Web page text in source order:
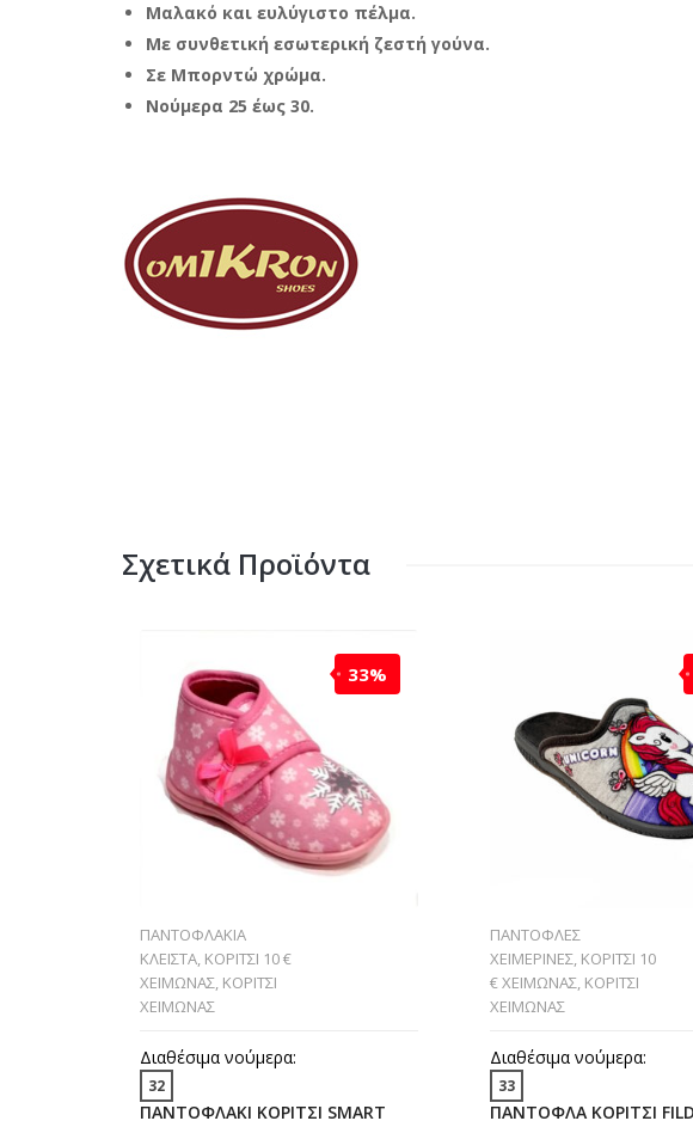
Μαλακό και ευλύγιστο πέλμα.
Με συνθετική εσωτερική ζεστή γούνα.
Σε Μπορντώ χρώμα.
Νούμερα 25 έως 30.
Σχετικά Προϊόντα
33%
ΠΑΝΤΟΦΛΑΚΙΑ
ΚΛΕΙΣΤΑ, ΚΟΡΙΤΣΙ 10 €
ΧΕΙΜΩΝΑΣ, ΚΟΡΙΤΣΙ
ΧΕΙΜΩΝΑΣ
Διαθέσιμα νούμερα:
32
ΠΑΝΤΟΦΛΑΚΙ ΚΟΡΙΤΣΙ SMART
ΠΑΝΤΟΦΛΕΣ
ΧΕΙΜΕΡΙΝΕΣ, ΚΟΡΙΤΣΙ 10
€ ΧΕΙΜΩΝΑΣ, ΚΟΡΙΤΣΙ
ΧΕΙΜΩΝΑΣ
Διαθέσιμα νούμερα:
33
ΠΑΝΤΟΦΛΑ ΚΟΡΙΤΣΙ FILD